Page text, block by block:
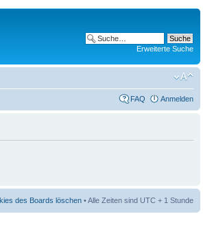
Erweiterte Suche
FAQ Anmelden
des Boards löschen • Alle Zeiten sind UTC + 1 Stunde